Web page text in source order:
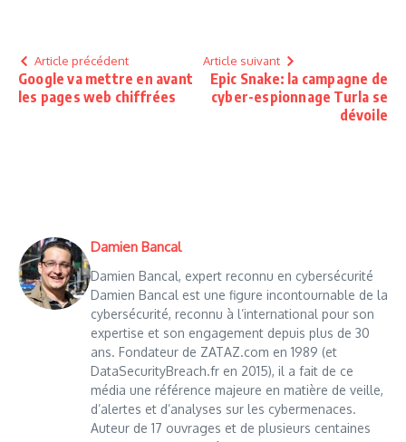
Article précédent
Google va mettre en avant
les pages web chiffrées
Article suivant
Epic Snake: la campagne de
cyber-espionnage Turla se
dévoile
Damien Bancal
Damien Bancal, expert reconnu en cybersécurité
Damien Bancal est une figure incontournable de la
cybersécurité, reconnu à l’international pour son
expertise et son engagement depuis plus de 30
ans. Fondateur de ZATAZ.com en 1989 (et
DataSecurityBreach.fr en 2015), il a fait de ce
média une référence majeure en matière de veille,
d’alertes et d’analyses sur les cybermenaces.
Auteur de 17 ouvrages et de plusieurs centaines